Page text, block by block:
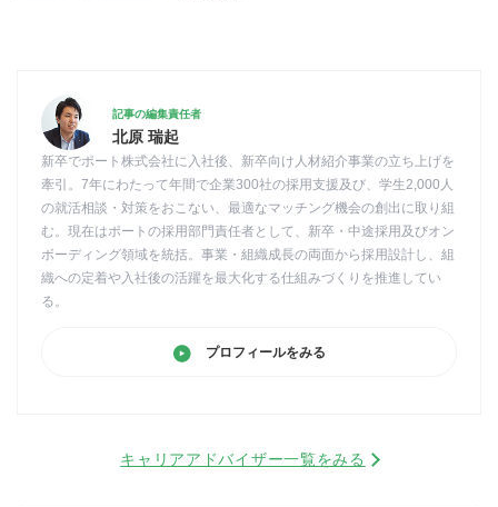
記事の編集責任者
北原 瑞起
新卒でポート株式会社に入社後、新卒向け人材紹介事業の立ち上げを
牽引。7年にわたって年間で企業300社の採用支援及び、学生2,000人
の就活相談・対策をおこない、最適なマッチング機会の創出に取り組
む。現在はポートの採用部門責任者として、新卒・中途採用及びオン
ボーディング領域を統括。事業・組織成長の両面から採用設計し、組
織への定着や入社後の活躍を最大化する仕組みづくりを推進してい
る。
プロフィールをみる
キャリアアドバイザー一覧をみる